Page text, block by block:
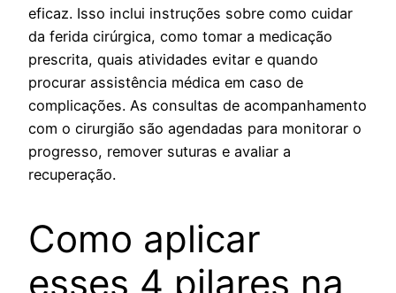
eficaz. Isso inclui instruções sobre como cuidar
da ferida cirúrgica, como tomar a medicação
prescrita, quais atividades evitar e quando
procurar assistência médica em caso de
complicações. As consultas de acompanhamento
com o cirurgião são agendadas para monitorar o
progresso, remover suturas e avaliar a
recuperação.
Como aplicar
esses 4 pilares na